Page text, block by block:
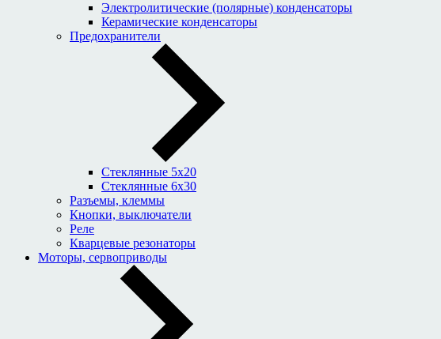
Электролитические (полярные) конденсаторы
Керамические конденсаторы
Предохранители
Стеклянные 5x20
Стеклянные 6x30
Разъемы, клеммы
Кнопки, выключатели
Реле
Кварцевые резонаторы
Моторы, сервоприводы